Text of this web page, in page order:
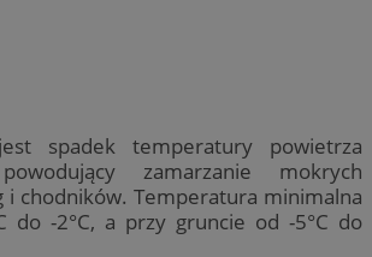
spadek temperatury powietrza
zamarzanie mokrych
i chodników. Temperatura minimalna
do -2°C, a przy gruncie od -5°C do